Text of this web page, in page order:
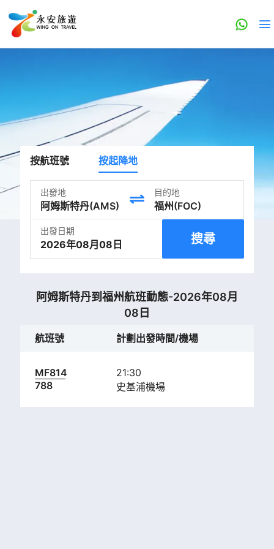
按航班號 按起降地
出發地 目的地
出發日期
2026年08月08日 搜尋
阿姆斯特丹到福州航班動態-2026年08月
08日
航班號 計劃出發時間/機場
MF814
788
21:30
史基浦機場